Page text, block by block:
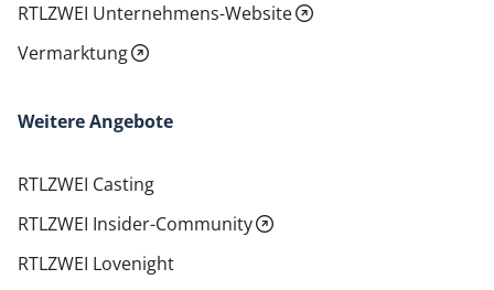
RTLZWEI Unternehmens-Website
Vermarktung
Weitere Angebote
RTLZWEI Casting
RTLZWEI Insider-Community
RTLZWEI Lovenight